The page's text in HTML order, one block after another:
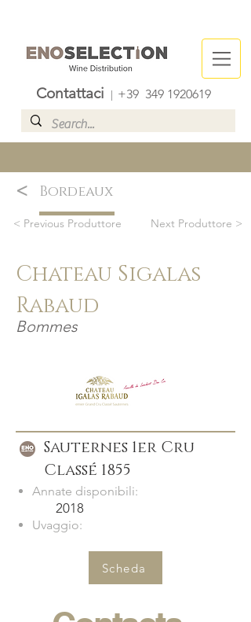
Contattaci +39 349 1920619
< Bordeaux
< Previous Produttore Next Produttore >
Chateau Sigalas
Rabaud
Bommes
Sauternes 1er Cru
Classé 1855
Annate disponibili:
2018
Uvaggio:
Scheda